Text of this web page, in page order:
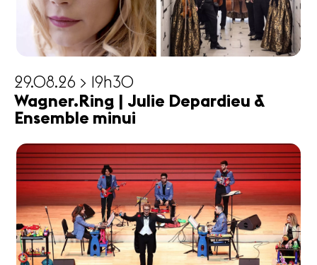
29.08.26 > 19h30
Wagner.Ring | Julie Depardieu &
Ensemble minui